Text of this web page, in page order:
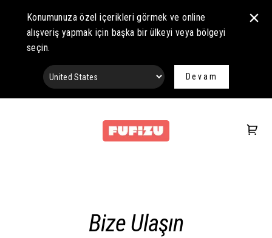
Konumunuza özel içerikleri görmek ve online
alışveriş yapmak için başka bir ülkeyi veya bölgeyi
seçin.
Devam
Bize Ulaşın